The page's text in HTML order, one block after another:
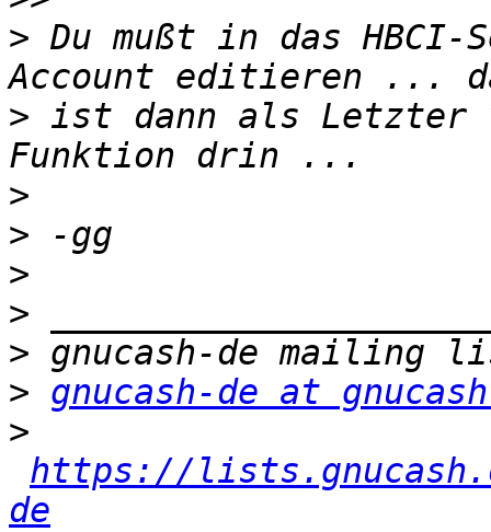
> Du mußt in das
> ist dann als Letzter
>
>
>
>
>
> gnucash-de at
>
https://
de